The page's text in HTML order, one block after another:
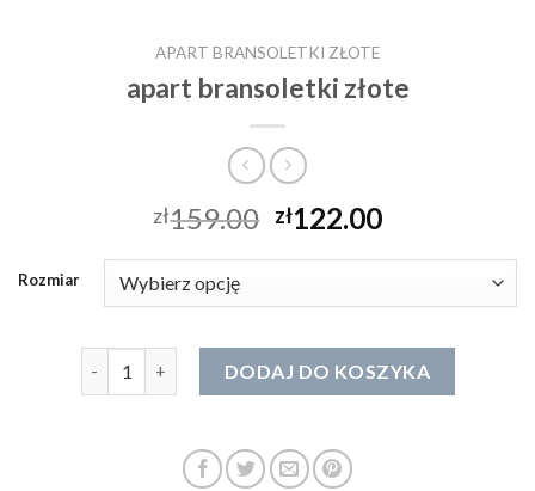
APART BRANSOLETKI ZŁOTE
apart bransoletki złote
zł159.00 zł122.00
Rozmiar
DODAJ DO KOSZYKA